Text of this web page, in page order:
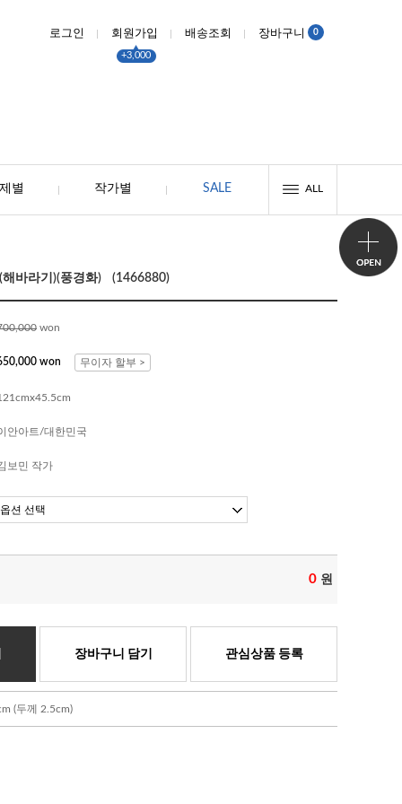
로그인 회원가입
+3,000
배송조회 장바구니 0
별 작가별 SALE ALL
해바라기)(풍경화) (1466880)
won
won 무이자 할부 >
안아트/대한민국
보민 작가
0 원
장바구니 담기 관심상품 등록
(두께 2.5cm)